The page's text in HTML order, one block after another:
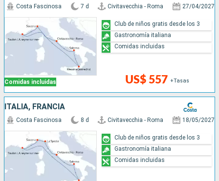
Comidas incluidas
Costa Fascinosa 7 d Civitavecchia - Roma 27/04/2027
US$ 557 +Tasas
Club de niños gratis desde los 3
Gastronomía italiana
Comidas incluidas
ITALIA, FRANCIA
Costa Fascinosa 8 d Civitavecchia - Roma 18/05/2027
Club de niños gratis desde los 3
Gastronomía italiana
Comidas incluidas